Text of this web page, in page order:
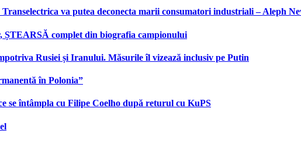
Transelectrica va putea deconecta marii consumatori industriali – Aleph
ȘTEARSĂ complet din biografia campionului
Rusiei și Iranului. Măsurile îl vizează inclusiv pe Putin
în Polonia”
se întâmpla cu Filipe Coelho după returul cu KuPS